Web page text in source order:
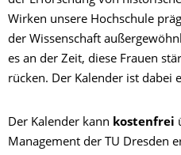
Wirken unsere Hochschule
der Wissenschaft
es an der Zeit, diese Frauen
rücken. Der Kalender ist dabei
Der Kalender kann kostenfrei
Management der TU Dresden